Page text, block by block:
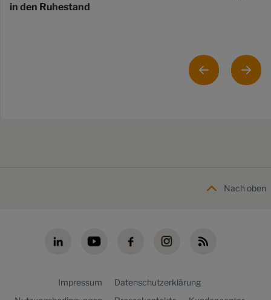
in den Ruhestand
Nach oben
Impressum
Datenschutzerklärung